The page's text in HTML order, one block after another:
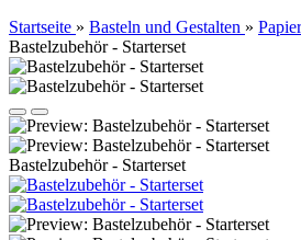
Startseite » Basteln und Gestalten »
Bastelzubehör - Starterset
Bastelzubehör - Starterset